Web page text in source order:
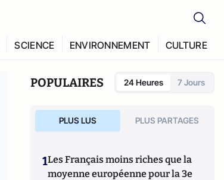
SCIENCE ENVIRONNEMENT CULTURE
POPULAIRES 24 Heures 7 Jours
PLUS LUS PLUS PARTAGES
1Les Français moins riches que la
moyenne européenne pour la 3e